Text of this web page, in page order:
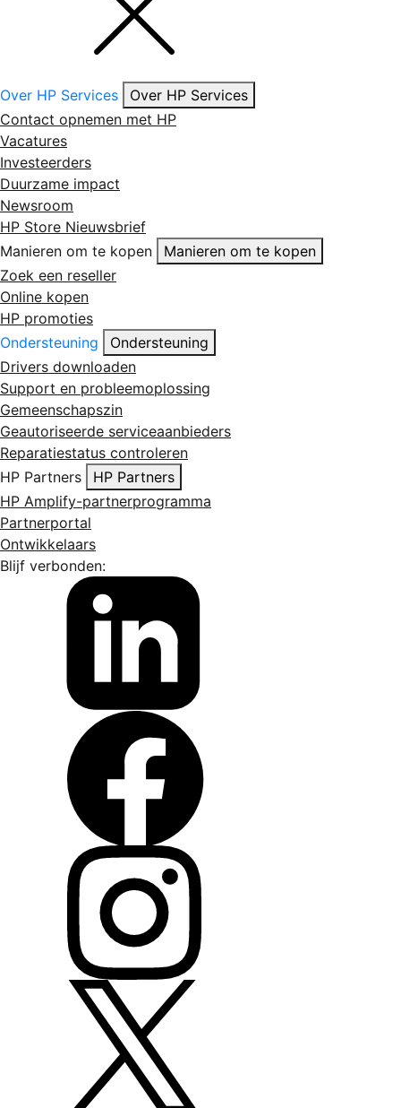
Over HP Services
Over HP Services
Contact opnemen met HP
Vacatures
Investeerders
Duurzame impact
Newsroom
HP Store Nieuwsbrief
Manieren om te kopen
Manieren om te kopen
Zoek een reseller
Online kopen
HP promoties
Ondersteuning
Ondersteuning
Drivers downloaden
Support en probleemoplossing
Gemeenschapszin
Geautoriseerde serviceaanbieders
Reparatiestatus controleren
HP Partners
HP Partners
HP Amplify-partnerprogramma
Partnerportal
Ontwikkelaars
Blijf verbonden: